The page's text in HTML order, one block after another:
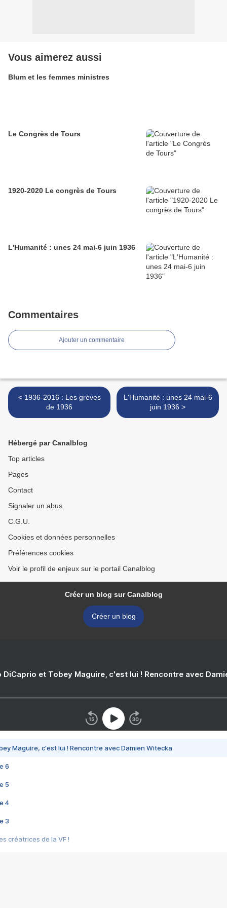
Vous aimerez aussi
Blum et les femmes ministres
Le Congrès de Tours
1920-2020 Le congrès de Tours
L'Humanité : unes 24 mai-6 juin 1936
Commentaires
Ajouter un commentaire
< 1936-2016 : Les grèves
de 1936
L'Humanité : unes 24 mai-6
juin 1936 >
Hébergé par Canalblog
Top articles
Pages
Contact
Signaler un abus
C.G.U.
Cookies et données personnelles
Préférences cookies
Voir le profil de enjeux sur le portail Canalblog
Créer un blog sur Canalblog
Créer un blog
DiCaprio et Tobey Maguire, c'est lui ! Rencontre avec
Maguire, c'est lui ! Rencontre avec Damien Witecka
6
5
4
3
créatrices de la VF !